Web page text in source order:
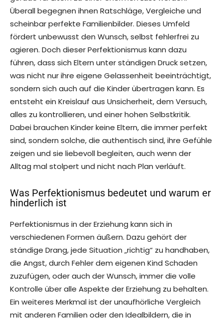
Überall begegnen ihnen Ratschläge, Vergleiche und
scheinbar perfekte Familienbilder. Dieses Umfeld
fördert unbewusst den Wunsch, selbst fehlerfrei zu
agieren. Doch dieser Perfektionismus kann dazu
führen, dass sich Eltern unter ständigen Druck setzen,
was nicht nur ihre eigene Gelassenheit beeinträchtigt,
sondern sich auch auf die Kinder übertragen kann. Es
entsteht ein Kreislauf aus Unsicherheit, dem Versuch,
alles zu kontrollieren, und einer hohen Selbstkritik.
Dabei brauchen Kinder keine Eltern, die immer perfekt
sind, sondern solche, die authentisch sind, ihre Gefühle
zeigen und sie liebevoll begleiten, auch wenn der
Alltag mal stolpert und nicht nach Plan verläuft.
Was Perfektionismus bedeutet und warum er
hinderlich ist
Perfektionismus in der Erziehung kann sich in
verschiedenen Formen äußern. Dazu gehört der
ständige Drang, jede Situation „richtig“ zu handhaben,
die Angst, durch Fehler dem eigenen Kind Schaden
zuzufügen, oder auch der Wunsch, immer die volle
Kontrolle über alle Aspekte der Erziehung zu behalten.
Ein weiteres Merkmal ist der unaufhörliche Vergleich
mit anderen Familien oder den Idealbildern, die in